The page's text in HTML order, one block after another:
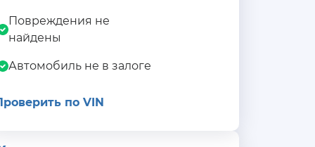
Повреждения не
найдены
Автомобиль не в залоге
по VIN